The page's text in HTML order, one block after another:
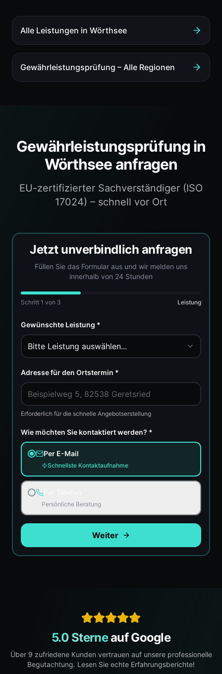
Alle Leistungen in Wörthsee
Gewährleistungsprüfung – Alle Regionen
Gewährleistungsprüfungin
Wörthsee anfragen
EU-zertifizierter Sachverständiger (ISO
17024) – schnell vor Ort
Jetzt unverbindlich anfragen
Füllen Sie das Formular aus und wir melden uns
innerhalb von 24 Stunden
Schritt 1 von 3 Leistung
Gewünschte Leistung *
Bitte Leistung auswählen...
Adresse für den Ortstermin *
Erforderlich für die schnelle Angebotserstellung
Wie möchten Sie kontaktiert werden? *
Per E-Mail
Schnellste Kontaktaufnahme
Persönliche Beratung
Weiter
5.0 Sterneauf Google
Über 9 zufriedene Kunden vertrauen auf unsere professionelle
Begutachtung. Lesen Sie echte Erfahrungsberichte!